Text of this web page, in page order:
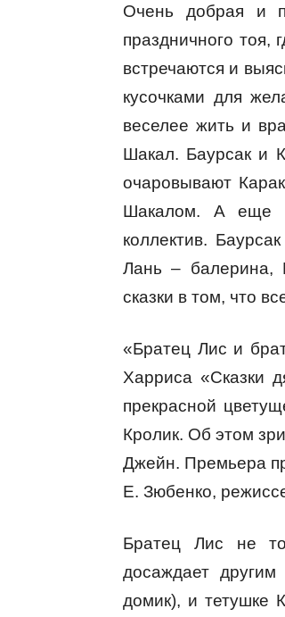
Очень добрая и
праздничного тоя,
встречаются и
кусочками для
веселее жить и
Шакал. Баурсак и
очаровывают
Шакалом. А еще
коллектив.
Лань – балерина,
сказки в том, что
«Братец Лис и
Харриса «Сказки
прекрасной
Кролик. Об этом
Джейн. Премьера
Е. Зюбенко,
Братец Лис не
досаждает
домик), и тетушке